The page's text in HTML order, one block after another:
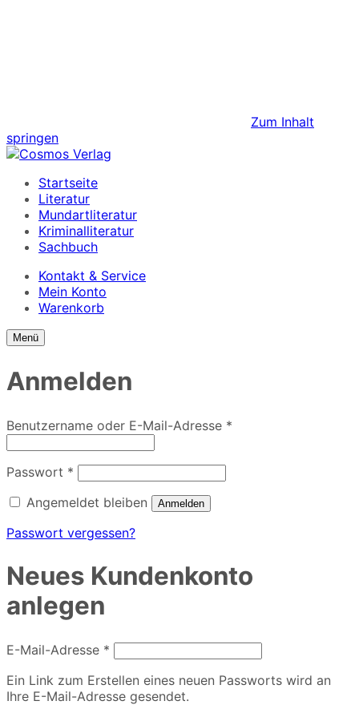
Zum Inhalt
springen
Startseite
Literatur
Mundartliteratur
Kriminalliteratur
Sachbuch
Kontakt & Service
Mein Konto
Warenkorb
Suchformular
Suchformular
Menü
Anmelden
Benutzername oder E-Mail-Adresse *
Passwort *
Angemeldet bleiben
Anmelden
Passwort vergessen?
Neues Kundenkonto
anlegen
E-Mail-Adresse *
Ein Link zum Erstellen eines neuen Passworts wird an
Ihre E-Mail-Adresse gesendet.